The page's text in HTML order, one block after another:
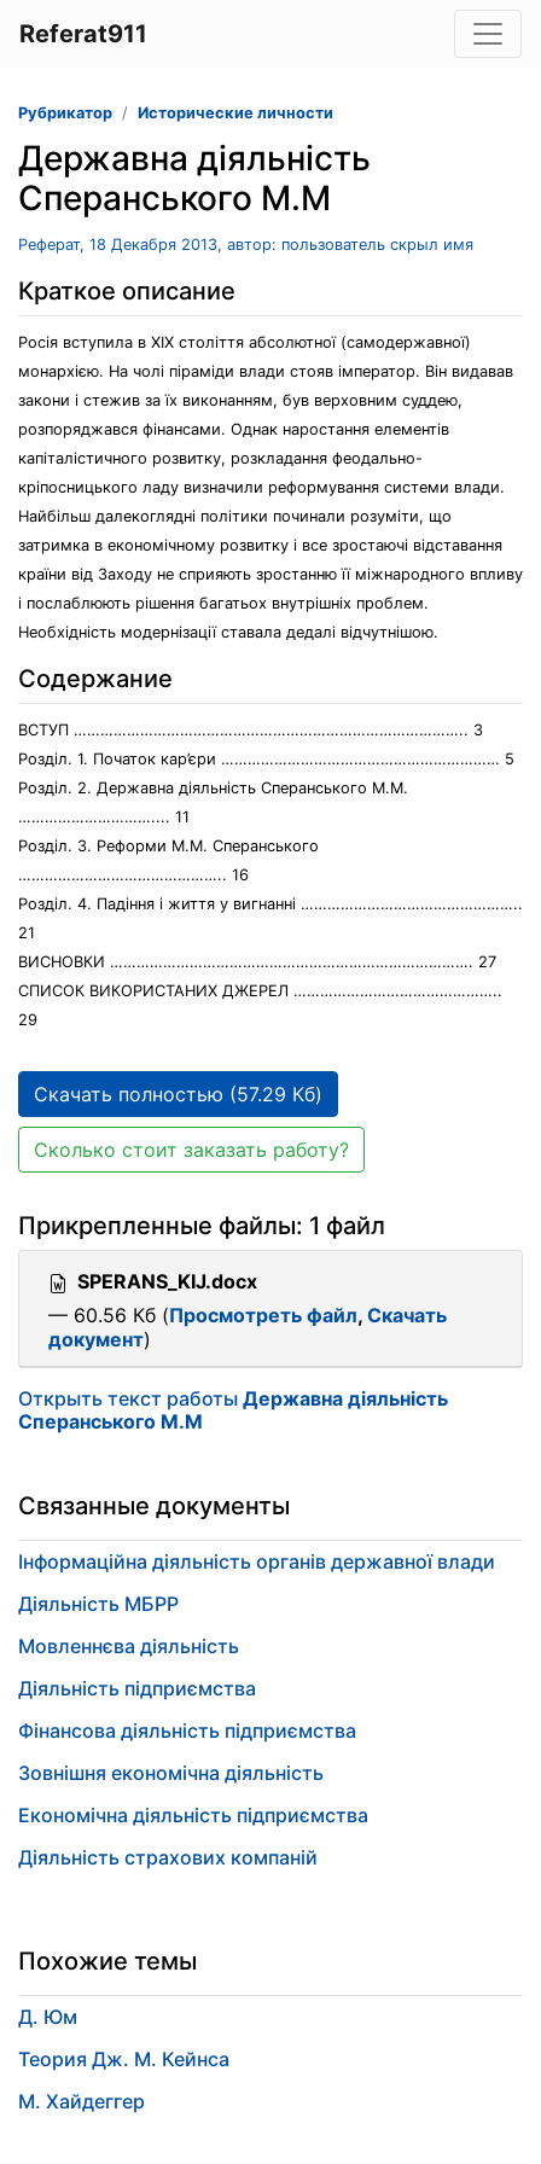
Referat911
Рубрикатор Исторические личности
Державна діяльність
Сперанського М.М
Реферат, 18 Декабря 2013, автор: пользователь скрыл имя
Краткое описание
Росія вступила в XIX століття абсолютної (самодержавної)
монархією. На чолі піраміди влади стояв імператор. Він видавав
закони і стежив за їх виконанням, був верховним суддею,
розпоряджався фінансами. Однак наростання елементів
капіталістичного розвитку, розкладання феодально-
кріпосницького ладу визначили реформування системи влади.
Найбільш далекоглядні політики починали розуміти, що
затримка в економічному розвитку і все зростаючі відставання
країни від Заходу не сприяють зростанню її міжнародного впливу
і послаблюють рішення багатьох внутрішніх проблем.
Необхідність модернізації ставала дедалі відчутнішою.
Содержание
ВСТУП …………………………………………………………………………….. 3
Розділ. 1. Початок кар’єри ……………………………………………………… 5
Розділ. 2. Державна діяльність Сперанського М.М.
………………………….... 11
Розділ. 3. Реформи М.М. Сперанського
……………………………………….. 16
Розділ. 4. Падіння і життя у вигнанні …………………………………………..
21
ВИСНОВКИ ………………………………………………………………………. 27
СПИСОК ВИКОРИСТАНИХ ДЖЕРЕЛ ………………………………………..
29
Скачать полностью (57.29 Кб)
Сколько стоит заказать работу?
Прикрепленные файлы: 1 файл
SPERANS_KIJ.docx
— 60.56 Кб (Просмотреть файл, Скачать
документ)
Открыть текст работы Державна діяльність
Сперанського М.М
Связанные документы
Інформаційна діяльність органів державної влади
Діяльність МБРР
Мовленнєва діяльність
Діяльність підприємства
Фінансова діяльність підприємства
Зовнішня економічна діяльність
Економічна діяльність підприємства
Діяльність страхових компаній
Похожие темы
Д. Юм
Теория Дж. М. Кейнса
М. Хайдеггер